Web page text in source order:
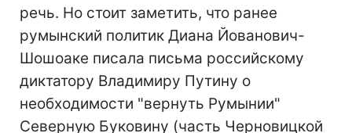
речь. Но стоит заметить, что ранее
румынский политик Диана Йованович-
Шошоаке писала письма российскому
диктатору Владимиру Путину о
необходимости "вернуть Румынии"
Северную Буковину (часть Черновицкой